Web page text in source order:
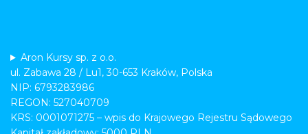
Aron Kursy sp. z o.o.
ul. Zabawa 28 / Lu1, 30-653 Kraków, Polska
NIP: 6793283986
REGON: 527040709
KRS: 0001071275 – wpis do Krajowego Rejestru Sądowego